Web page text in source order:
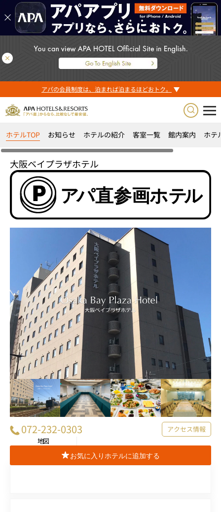
アパの会員制度は、泊まれば泊まるほどおトク。
ホテルTOP お知らせ ホテルの紹介 客室一覧 館内案内 ホテ
大阪ベイプラザホテル
072-232-0303
アクセス情報
地図
お気に入りホテルに追加する